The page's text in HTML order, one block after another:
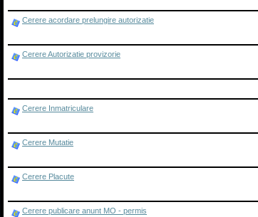
Cerere acordare prelungire autorizatie
Cerere Autorizatie provizorie
Cerere Inmatriculare
Cerere Mutatie
Cerere Placute
Cerere publicare anunt MO - permis